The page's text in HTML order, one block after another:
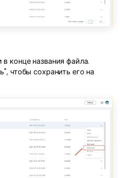
конце названия файла.
чтобы сохранить его на